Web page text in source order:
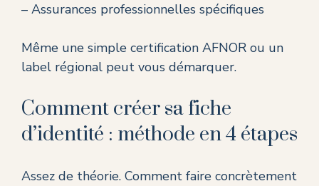
– Assurances professionnelles spécifiques
Même une simple certification AFNOR ou un
label régional peut vous démarquer.
Comment créer sa fiche
d’identité : méthode en 4 étapes
Assez de théorie. Comment faire concrètement